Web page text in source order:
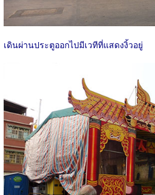
เดินผ่านประตูออกไปมีเวทีที่แสดงงิ้วอยู่